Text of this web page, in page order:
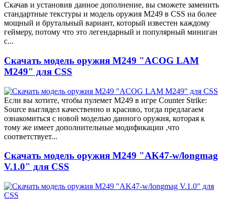
Скачав и установив данное дополнение, вы сможете заменить
стандартные текстуры и модель оружия M249 в CSS на более
мощный и брутальный вариант, который известен каждому
геймеру, потому что это легендарный и популярный миниган
с...
Скачать модель оружия M249 "ACOG LAM
M249" для CSS
Если вы хотите, чтобы пулемет M249 в игре Counter Strike:
Source выглядел качественно и красиво, тогда предлагаем
ознакомиться с новой моделью данного оружия, которая к
тому же имеет дополнительные модификации ,что
соответствует...
Скачать модель оружия M249 "AK47-w/longmag
V.1.0" для CSS